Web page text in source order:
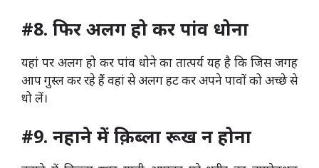
#8. फिर अलग हो कर पांव धोना
यहां पर अलग हो कर पांव धोने का तात्पर्य यह है कि जिस जगह
आप गुस्ल कर रहे हैं वहां से अलग हट कर अपने पावों को अच्छे से
धो लें।
#9. नहाने में क़िब्ला रूख न होना